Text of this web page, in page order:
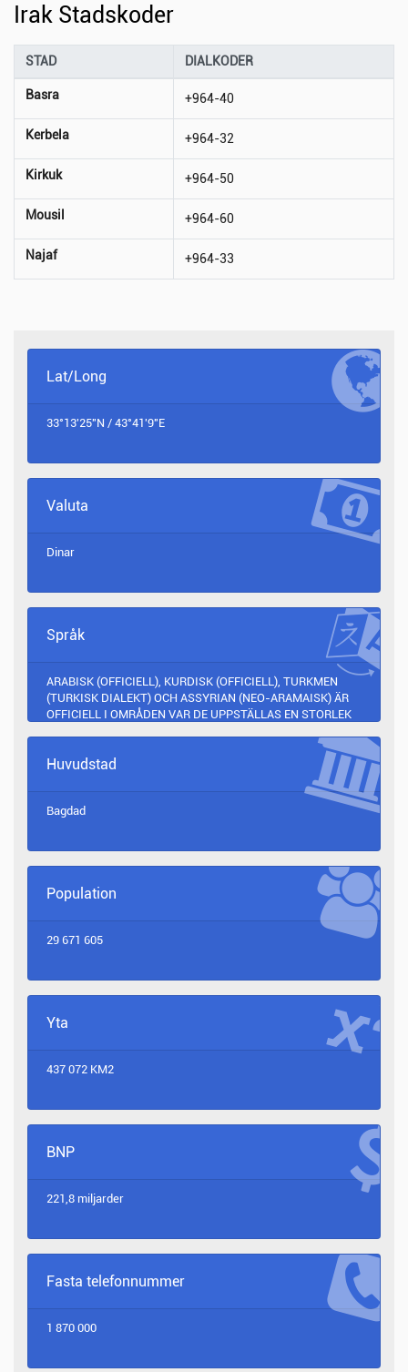
Irak Stadskoder
STAD DIALKODER
Basra +964-40
Kerbela +964-32
Kirkuk +964-50
Mousil +964-60
Najaf +964-33
Lat/Long
33°13'25"N / 43°41'9"E
Valuta
Dinar
Språk
ARABISK (OFFICIELL), KURDISK (OFFICIELL), TURKMEN
(TURKISK DIALEKT) OCH ASSYRIAN (NEO-ARAMAISK) ÄR
OFFICIELL I OMRÅDEN VAR DE UPPSTÄLLAS EN STORLEK
Huvudstad
Bagdad
Population
29 671 605
Yta
437 072 KM2
BNP
221,8 miljarder
Fasta telefonnummer
1 870 000